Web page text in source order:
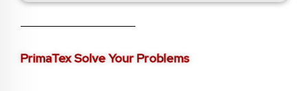
PrimaTex Solve Your Problems